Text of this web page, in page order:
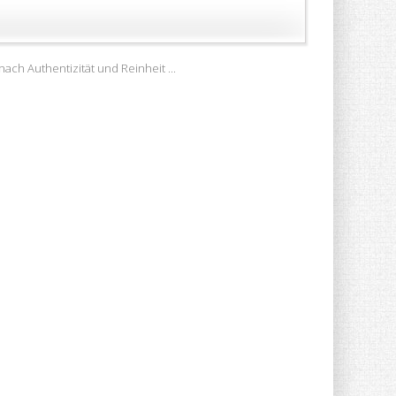
Authentizität und Reinheit ...